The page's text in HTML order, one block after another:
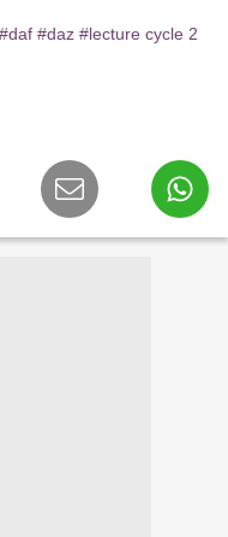
#daf #daz #lecture cycle 2